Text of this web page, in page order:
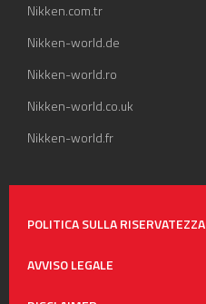
Nikken.com.tr
Nikken-world.de
Nikken-world.ro
Nikken-world.co.uk
Nikken-world.fr
POLITICA SULLA RISERVATEZZA
AVVISO LEGALE